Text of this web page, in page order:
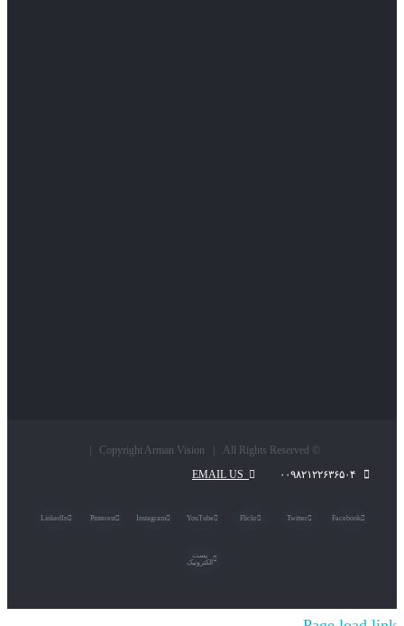
© Copyright Arman Vision | All Rights Reserved |
Facebook
Twitter
Flickr
YouTube
Instagram
Pinterest
LinkedIn
پست
الکترونیک